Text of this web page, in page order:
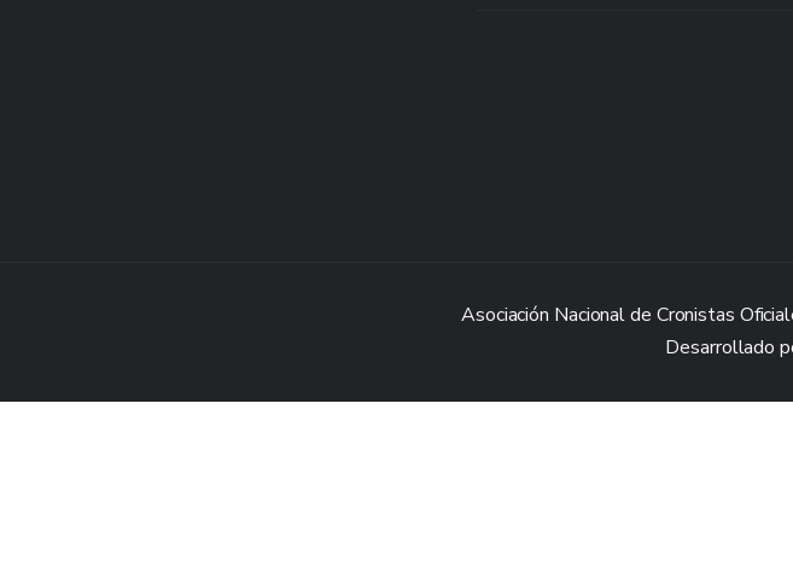
Asociación Nacional de Cronistas
Desarrollado